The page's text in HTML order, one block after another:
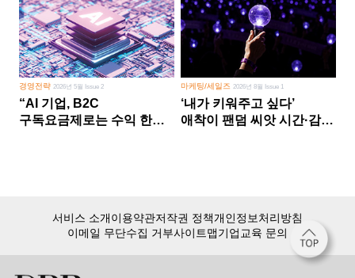
경영전략2026년 5월 Issue 2
“AI 기업, B2C
구독요금제로는 수익 한계
마케팅/세일즈 2026년 8월 Issue 1
‘내가 키워주고 싶다’
애착이 팬덤 씨앗 시간·감정
서비스 소개이용약관저작권 정책개인정보처리방침
이메일 무단수집 거부사이트맵기업교육 문의